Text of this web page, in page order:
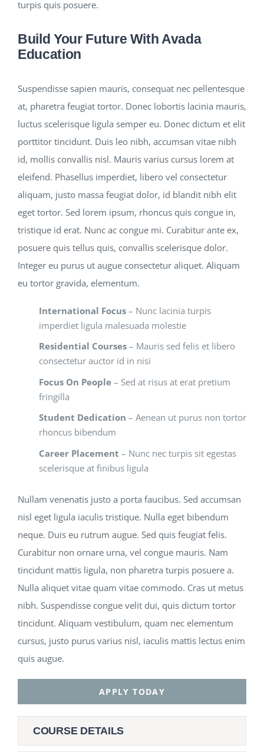
turpis quis posuere.
Build Your Future With Avada
Education
Suspendisse sapien mauris, consequat nec pellentesque
at, pharetra feugiat tortor. Donec lobortis lacinia mauris,
luctus scelerisque ligula semper eu. Donec dictum et elit
porttitor tincidunt. Duis leo nibh, accumsan vitae nibh
id, mollis convallis nisl. Mauris varius cursus lorem at
eleifend. Phasellus imperdiet, libero vel consectetur
aliquam, justo massa feugiat dolor, id blandit nibh elit
eget tortor. Sed lorem ipsum, rhoncus quis congue in,
tristique id erat. Nunc ac congue mi. Curabitur ante ex,
posuere quis tellus quis, convallis scelerisque dolor.
Integer eu purus ut augue consectetur aliquet. Aliquam
eu tortor gravida, elementum.
International Focus– Nunc lacinia turpis
imperdiet ligula malesuada molestie
Residential Courses– Mauris sed felis et libero
consectetur auctor id in nisi
Focus On People– Sed at risus at erat pretium
fringilla
Student Dedication – Aenean ut purus non tortor
rhoncus bibendum
Career Placement – Nunc nec turpis sit egestas
scelerisque at finibus ligula
Nullam venenatis justo a porta faucibus. Sed accumsan
nisl eget ligula iaculis tristique. Nulla eget bibendum
neque. Duis eu rutrum augue. Sed quis feugiat felis.
Curabitur non ornare urna, vel congue mauris. Nam
tincidunt mattis ligula, non pharetra turpis posuere a.
Nulla aliquet vitae quam vitae commodo. Cras ut metus
nibh. Suspendisse congue velit dui, quis dictum tortor
tincidunt. Aliquam vestibulum, quam nec elementum
cursus, justo purus varius nisl, iaculis mattis lectus enim
quis augue.
APPLY TODAY
COURSE DETAILS